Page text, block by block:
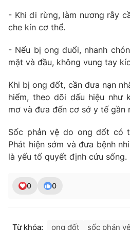
THỜI BÁO VTV
Theo dõi báo trên
Cơ quan chủ quản:
Đài Truyền hình
Cơ quan báo chí:Thời báo VTV
Giấy phép hoạt động báo in và báo
Tổng Biên tập:
- Khi đi rừng, làm nương rẫy
che kín cơ thể.
- Nếu bị ong đuổi, nhanh
mặt và đầu, không vung tay
Khi bị ong đốt, cần đưa nạn
hiểm, theo dõi dấu hiệu như
mơ và đưa đến cơ sở y tế gần
Sốc phản vệ do ong đốt có
Phát hiện sớm và đưa bệnh
là yếu tố quyết định cứu sống.
0 0
Từ khóa: ong đốt sốc phản vệ